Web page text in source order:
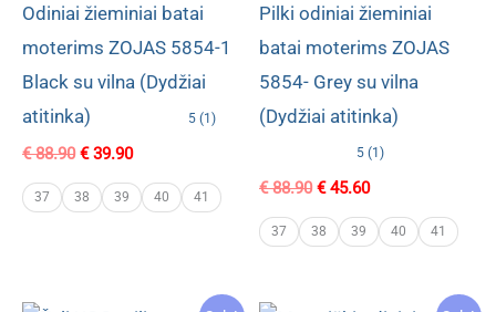
Odiniai žieminiai batai
moterims ZOJAS 5854-1
Black su vilna (Dydžiai
atitinka)
5 (1)
€88.90 Original
was:
€ 88.90.
€39.90Current
is:
€ 39.90.
37 38 39 40 41
Pilki odiniai žieminiai
batai moterims ZOJAS
5854- Grey su vilna
(Dydžiai atitinka)
5 (1)
€88.90 Original
was:
€ 88.90.
€45.60Current
is:
€ 45.60.
37 38 39 40 41